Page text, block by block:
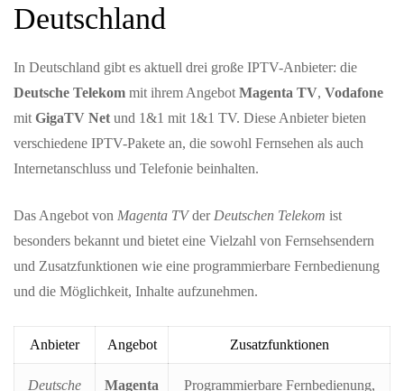
Deutschland
In Deutschland gibt es aktuell drei große IPTV-Anbieter: die
Deutsche Telekom mit ihrem Angebot Magenta TV, Vodafone
mit GigaTV Net und 1&1 mit 1&1 TV. Diese Anbieter bieten
verschiedene IPTV-Pakete an, die sowohl Fernsehen als auch
Internetanschluss und Telefonie beinhalten.
Das Angebot von Magenta TVder Deutschen Telekom ist
besonders bekannt und bietet eine Vielzahl von Fernsehsendern
und Zusatzfunktionen wie eine programmierbare Fernbedienung
und die Möglichkeit, Inhalte aufzunehmen.
Anbieter Angebot Zusatzfunktionen
Deutsche
Magenta
Programmierbare Fernbedienung,